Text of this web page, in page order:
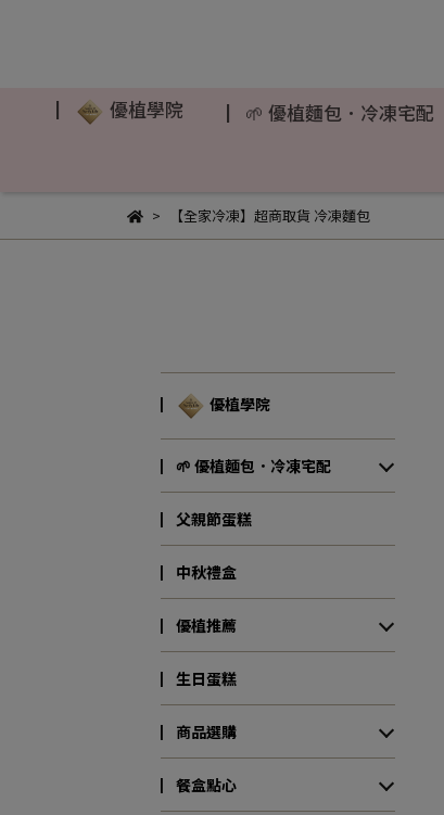
▏ 優植學院 ▏🌱 優植麵包．冷凍宅配
【全家冷凍】超商取貨 冷凍麵包
▏ 優植學院
▏🌱 優植麵包．冷凍宅配
▏父親節蛋糕
▏中秋禮盒
▏優植推薦
▏生日蛋糕
▏商品選購
▏餐盒點心